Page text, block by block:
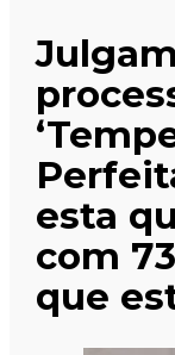
esta
com
que